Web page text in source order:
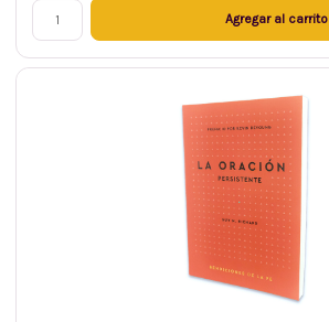
Agregar al carrito